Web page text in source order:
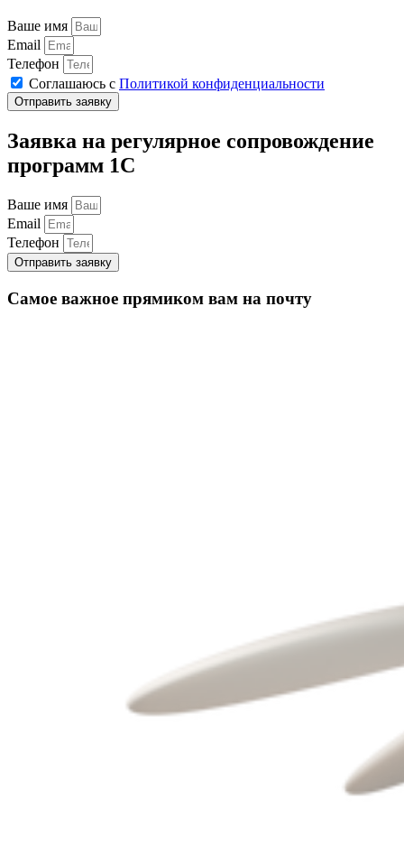
Ваше имя
Email
Телефон
Соглашаюсь с Политикой конфиденциальности
Отправить заявку
Заявка на регулярное сопровождение
программ 1С
Ваше имя
Email
Телефон
Отправить заявку
Самое важное прямиком вам на почту